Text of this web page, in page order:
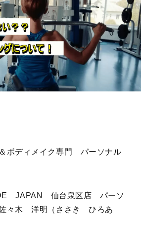
ボディメイク専門 パーソナル
JAPAN 仙台泉区店 パーソ
々木 洋明（ささき ひろあ